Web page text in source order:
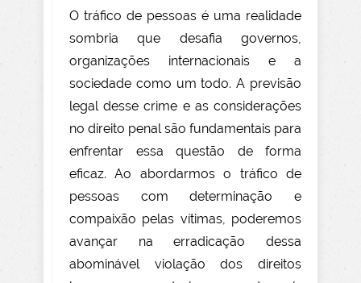
O tráfico de pessoas é uma realidade
sombria que desafia governos,
organizações internacionais e a
sociedade como um todo. A previsão
legal desse crime e as considerações
no direito penal são fundamentais para
enfrentar essa questão de forma
eficaz. Ao abordarmos o tráfico de
pessoas com determinação e
compaixão pelas vítimas, poderemos
avançar na erradicação dessa
abominável violação dos direitos